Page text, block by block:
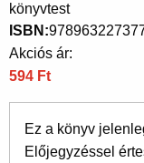
könyvtest
ISBN
Akciós ár:
594 Ft
Ez a könyv
Előjegyzéssel